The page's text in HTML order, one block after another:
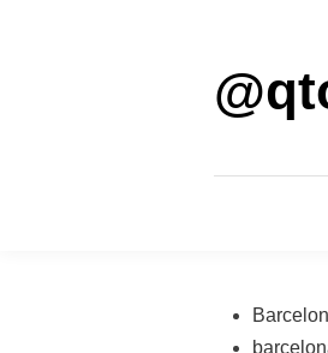
Publicado
en